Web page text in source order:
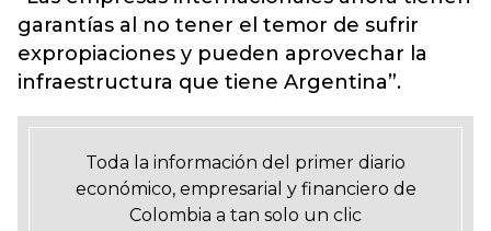
garantías al no tener el temor de sufrir
expropiaciones y pueden aprovechar la
infraestructura que tiene Argentina”.
Toda la información del primer diario
económico, empresarial y financiero de
Colombia a tan solo un clic